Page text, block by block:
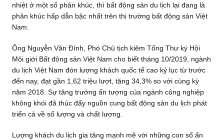
nhiệt ở một số phân khúc, thì bất động sản du lịch lại đang là
phân khúc hấp dẫn bậc nhất trên thị trường bất động sản Việt
Nam.
Ông Nguyễn Văn Đính, Phó Chủ tịch kiêm Tổng Thư ký Hội
Môi giới Bất động sản Việt Nam cho biết tháng 10/2019, ngành
du lịch Việt Nam đón lượng khách quốc tế cao kỷ lục từ trước
đến nay, đạt gần 1,62 triệu lượt, tăng 34,3% so với cùng kỳ
năm 2018. Sự tăng trưởng ấn tượng của ngành công nghiệp
không khói đã thúc đẩy nguồn cung bất động sản du lịch phát
triển cả về số lượng và chất lượng.
Lượng khách du lịch gia tăng mạnh mẽ với những con số ấn